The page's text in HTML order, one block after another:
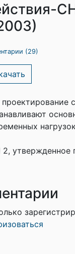
(29)
утвержденное